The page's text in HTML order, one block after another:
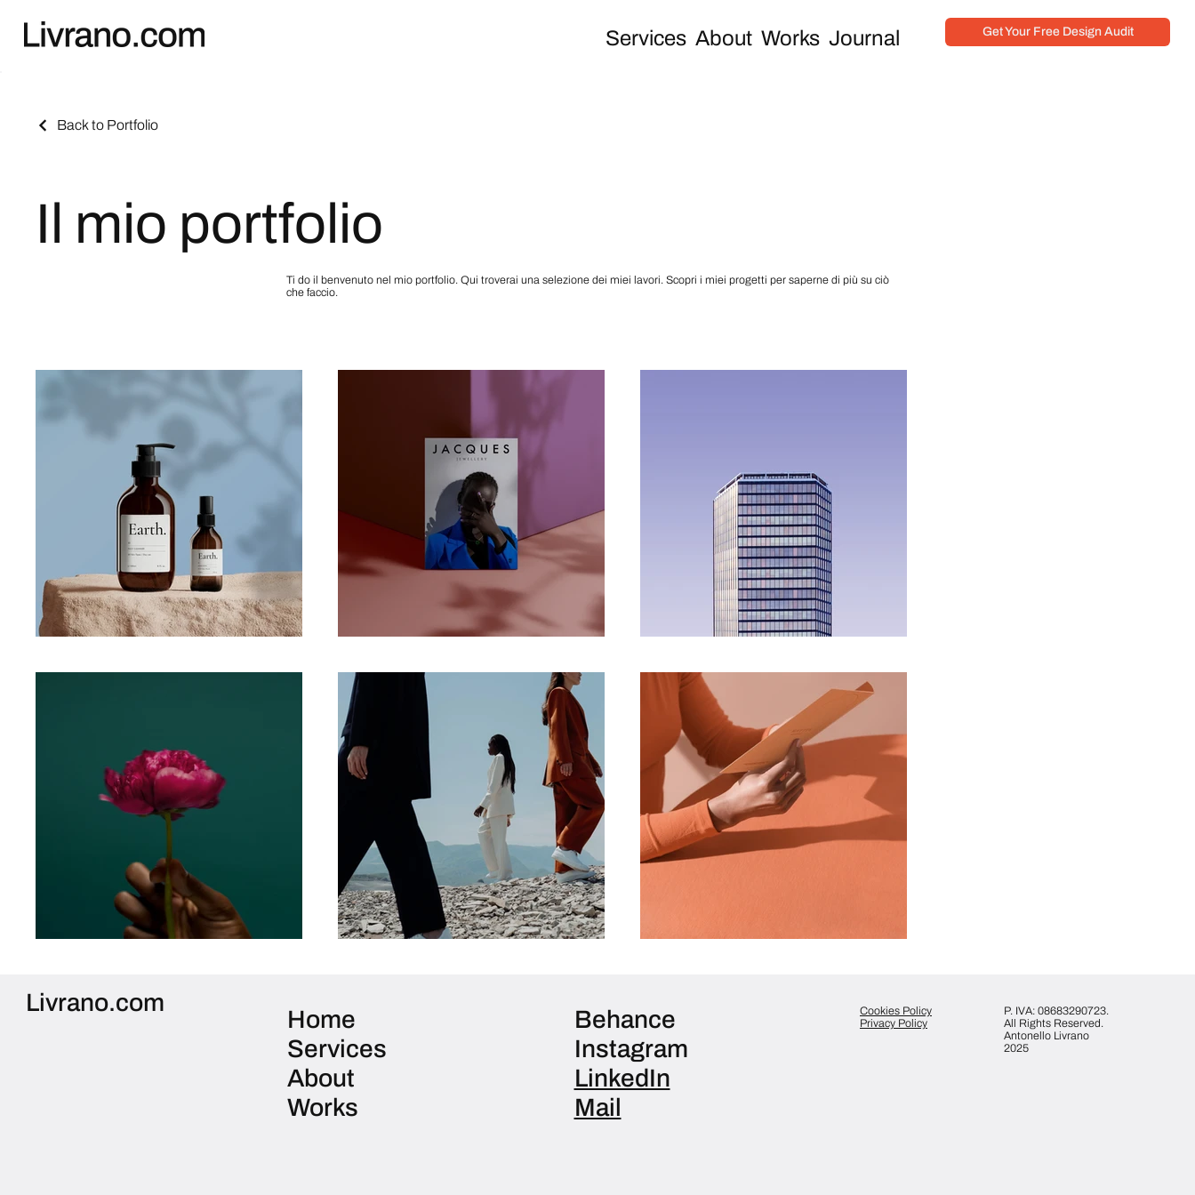
Services About Works Journal Get Your Free Design Audit
Back to Portfolio
Il mio portfolio
Ti do il benvenuto nel mio portfolio. Qui troverai una selezione dei miei lavori. Scopri i miei progetti per saperne di più su ciò
che faccio.
Livrano.com
Cookies Policy
Privacy Policy
P. IVA: 08683290723.
All Rights Reserved.
Antonello Livrano
2025
Home
Services
About
Works
Behance
Instagram
LinkedIn
Mail